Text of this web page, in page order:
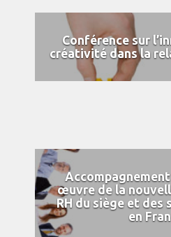
Conférence sur
créativité dans la
œuvre de la
RH du siège et des
en